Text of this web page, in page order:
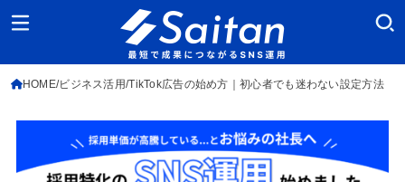
HOME ビジネス活用 TikTok広告の始め方｜初心者でも迷わない設定方法